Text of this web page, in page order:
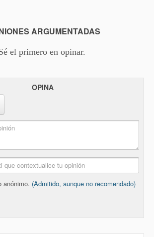
ARGUMENTADAS
el primero en opinar.
OPINA
anónimo. (Admitido, aunque no recomendado)